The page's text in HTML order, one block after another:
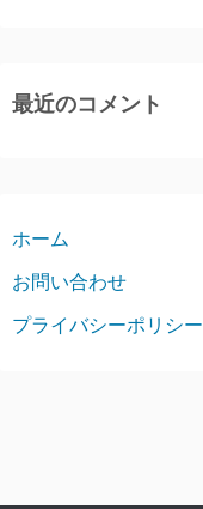
最近のコメント
ホーム
お問い合わせ
プライバシーポリシー